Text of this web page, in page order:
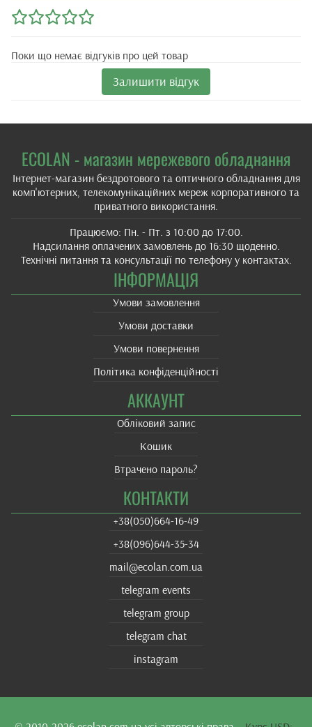
Поки що немає відгуків про цей товар
Залишити відгук
ECOLAN - магазин мережевого обладнання
Інтернет-магазин бездротового та оптичного обладнання для
комп'ютерних, телекомунікаційних мереж корпоративного та
приватного використання.
Працюємо: Пн. - Пт. з 10:00 до 17:00.
Надсилання оплачених замовлень до 16:30 щоденно.
Технічні питання та консультації по телефону у контактах.
ІНФОРМАЦІЯ
Умови замовлення
Умови доставки
Умови повернення
Політика конфіденційності
АККАУНТ
Обліковий запис
Кошик
Втрачено пароль?
КОНТАКТИ
+38(‎050)664-16-49
+38‎(096)644-35-34
mail@ecolan.com.ua
telegram events
telegram group
telegram chat
instagram